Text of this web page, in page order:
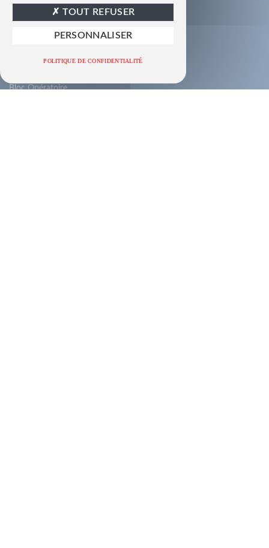
Enquête de satisfaction
NOS PRODUITS
Bloc Opératoire
TOUT REFUSER
PERSONNALISER
POLITIQUE DE CONFIDENTIALITÉ